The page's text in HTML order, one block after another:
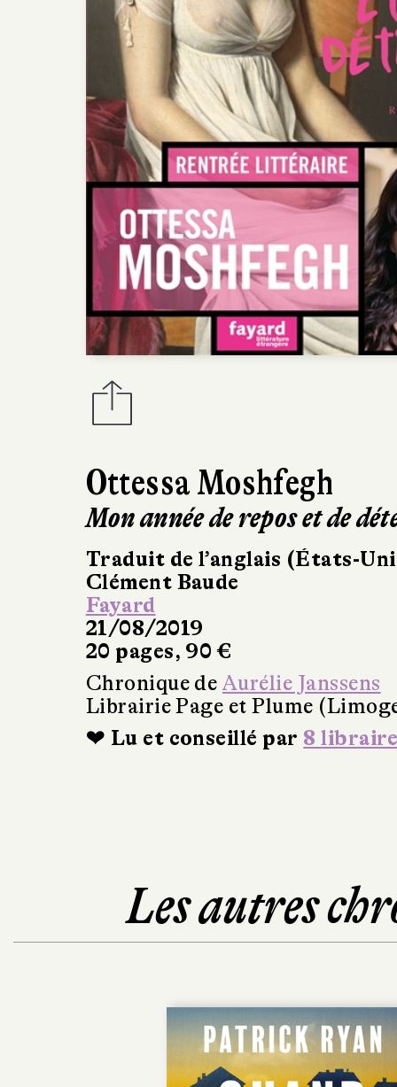
Ottessa Moshfegh
Mon année de repos et de
Traduit de l’anglais (États-
Clément Baude
Fayard
21/08/2019
20 pages, 90 €
Chronique de Aurélie Janssens
Librairie Page et Plume
❤ Lu et conseillé par 8
Les autres